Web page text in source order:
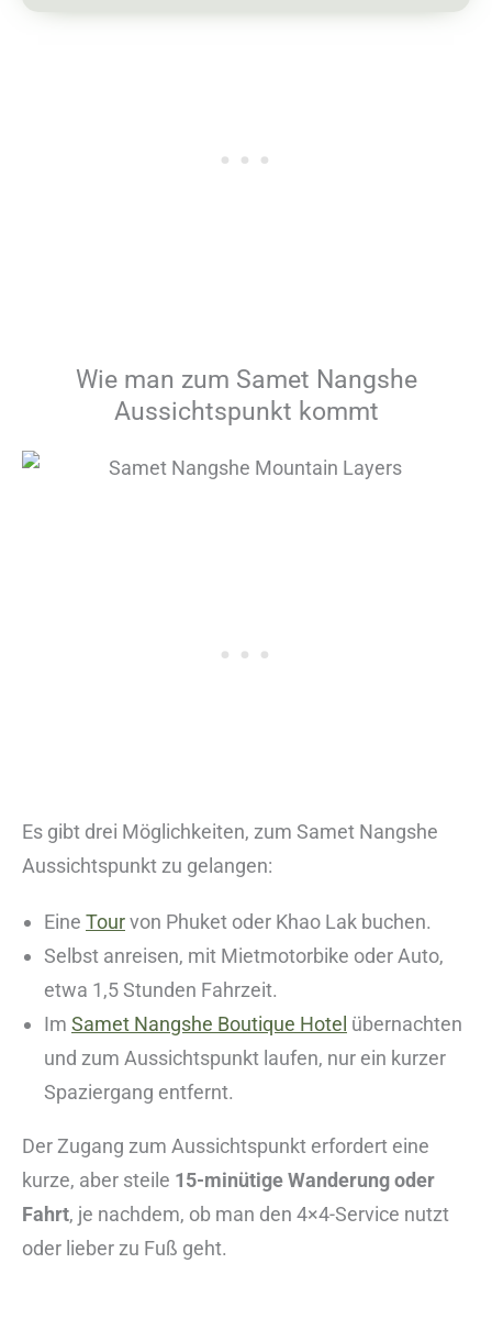
Wie man zum Samet Nangshe
Aussichtspunkt kommt
Es gibt drei Möglichkeiten, zum Samet Nangshe
Aussichtspunkt zu gelangen:
Eine Tourvon Phuket oder Khao Lak buchen.
Selbst anreisen, mit Mietmotorbike oder Auto,
etwa 1,5 Stunden Fahrzeit.
Im Samet Nangshe Boutique Hotel übernachten
und zum Aussichtspunkt laufen, nur ein kurzer
Spaziergang entfernt.
Der Zugang zum Aussichtspunkt erfordert eine
kurze, aber steile 15-minütige Wanderung oder
Fahrt, je nachdem, ob man den 4×4-Service nutzt
oder lieber zu Fuß geht.